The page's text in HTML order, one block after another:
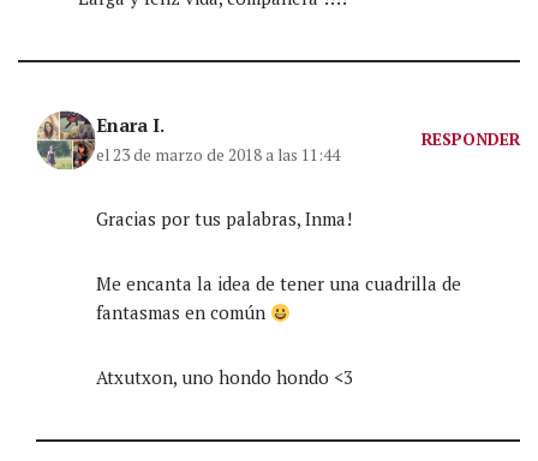
Enara I.
el 23 de marzo de 2018 a las 11:44
RESPONDER
Gracias por tus palabras, Inma!
Me encanta la idea de tener una cuadrilla de
fantasmas en común
Atxutxon, uno hondo hondo <3